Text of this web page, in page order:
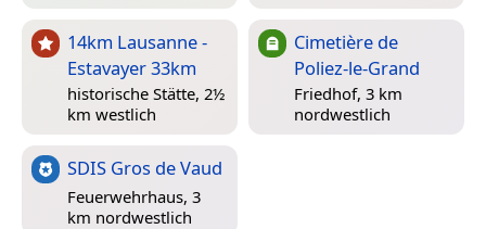
14km Lausanne -
Estavayer 33km
historische Stätte, 2½
km westlich
Cimetière de
Poliez-le-Grand
Friedhof, 3 km
nordwestlich
SDIS Gros de Vaud
Feuerwehrhaus, 3
km nordwestlich